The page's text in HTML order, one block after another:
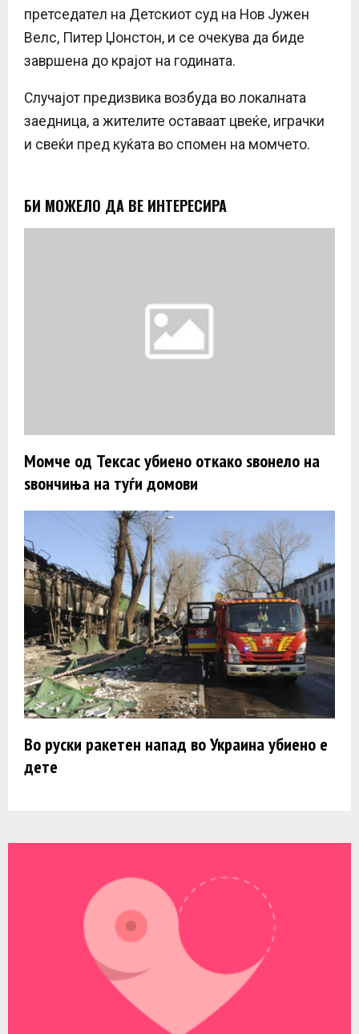
претседател на Детскиот суд на Нов Јужен
Велс, Питер Џонстон, и се очекува да биде
завршена до крајот на годината.
Случајот предизвика возбуда во локалната
заедница, а жителите оставаат цвеќе, играчки
и свеќи пред куќата во спомен на момчето.
БИ МОЖЕЛО ДА ВЕ ИНТЕРЕСИРА
Момче од Тексас убиено откако ѕвонело на
ѕвончиња на туѓи домови
Во руски ракетен напад во Украина убиено е
дете